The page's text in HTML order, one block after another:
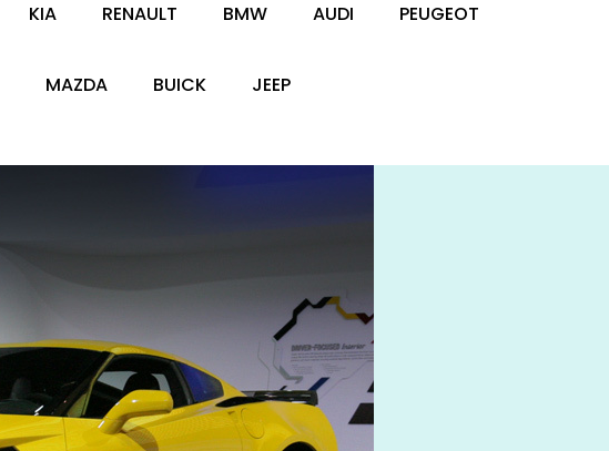
KIA RENAULT BMW AUDI PEUGEOT
MAZDA BUICK JEEP